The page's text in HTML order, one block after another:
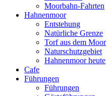
Moorbahn-Fahrten
Hahnenmoor
Entstehung
Natürliche Grenze
Torf aus dem Moor
Naturschutzgebiet
Hahnenmoor heute
Cafe
Führungen
Führungen